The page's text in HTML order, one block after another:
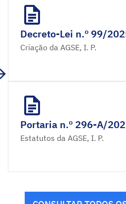
Decreto-Lei n.º 99/
Criação da AGSE, I. P.
Portaria n.º 296-A/
Estatutos da AGSE, I. P.